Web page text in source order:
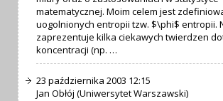
matematycznej. Moim celem jest
uogolnionych entropii tzw. $\phi$ entropii.
zaprezentuje kilka ciekawych twierdzen
koncentracji (np. …
23 października 2003 12:15
Jan Obłój (Uniwersytet Warszawski)